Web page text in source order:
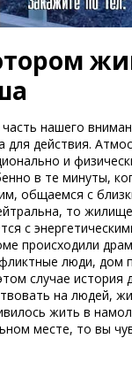
нашего
для действия.
и
в те минуты,
общаемся с
то
с
происходили
люди, дом
случае история
на людей,
жить в
месте, то вы